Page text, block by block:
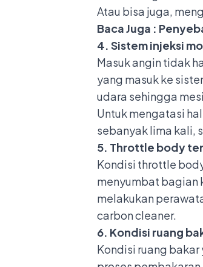
Atau bisa juga,
Baca Juga :
4. Sistem injeksi
Masuk angin tidak
yang masuk ke
udara sehingga
Untuk mengatasi
sebanyak lima kali,
5. Throttle body
Kondisi throttle
menyumbat bagian
melakukan
carbon cleaner.
6. Kondisi ruang
Kondisi ruang